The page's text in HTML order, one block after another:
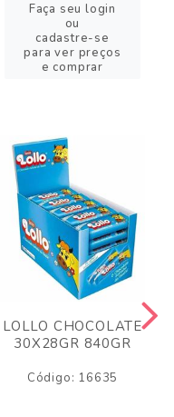
Faça seu login
ou
cadastre-se
para ver preços
e comprar
LOLLO CHOCOLATE
30X28GR 840GR
Código: 16635